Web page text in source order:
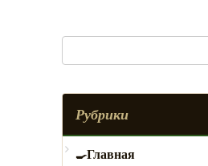
Рубрики
Главная